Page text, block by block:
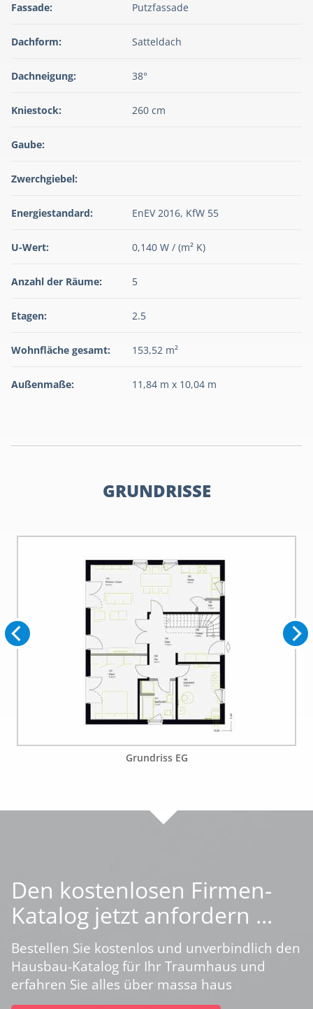
Fassade: Putzfassade
Dachform: Satteldach
Dachneigung: 38°
Kniestock: 260 cm
Gaube:
Zwerchgiebel:
Energiestandard: EnEV 2016, KfW 55
U-Wert: 0,140 W / (m² K)
Anzahl der Räume: 5
Etagen: 2.5
Wohnfläche gesamt: 153,52 m²
Außenmaße: 11,84 m x 10,04 m
GRUNDRISSE
Grundriss EG
Den kostenlosen Firmen-
Katalog jetzt anfordern ...
Bestellen Sie kostenlos und unverbindlich den
Hausbau-Katalog für Ihr Traumhaus und
erfahren Sie alles über massa haus